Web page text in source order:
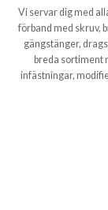
Vi servar dig med
förband med skruv,
gängstänger,
breda sortiment
infästningar,